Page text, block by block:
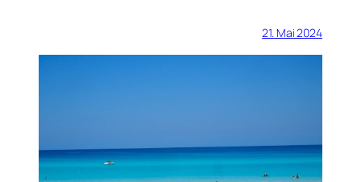
21. Mai 2024